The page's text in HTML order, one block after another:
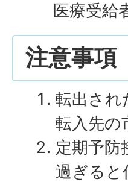
医療受給
注意事項
転出され
転入先の
定期予防
過ぎると